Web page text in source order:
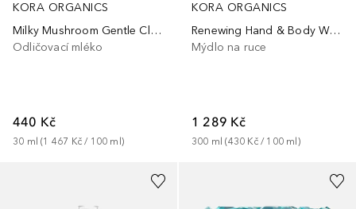
KORA ORGANICS
Milky Mushroom Gentle Cleansing Oil
Odličovací mléko
440 Kč
30 ml (1 467 Kč / 100 ml )
KORA ORGANICS
Renewing Hand & Body Wash
Mýdlo na ruce
1 289 Kč
300 ml (430 Kč / 100 ml )